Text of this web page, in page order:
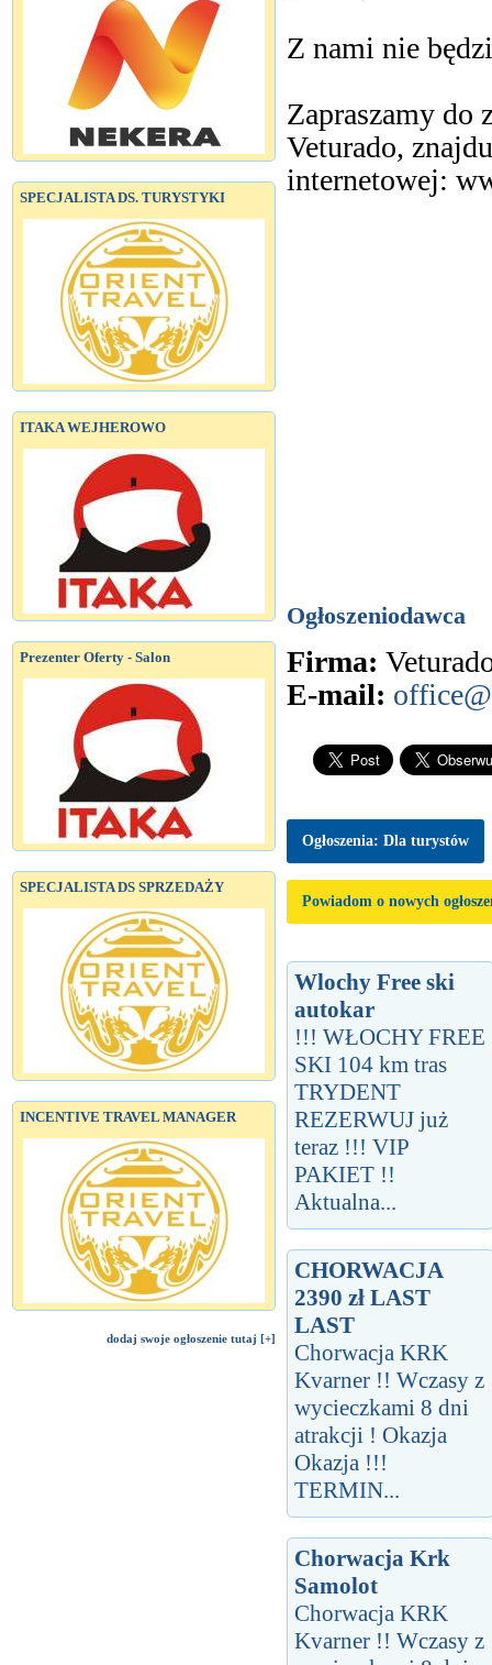
SPECJALISTA DS. TURYSTYKI
ITAKA WEJHEROWO
Prezenter Oferty - Salon
SPECJALISTA DS SPRZEDAŻY
INCENTIVE TRAVEL MANAGER
dodaj swoje ogłoszenie tutaj [+]
Z nami nie
Zapraszamy do
Veturado,
internetowej:
Ogłoszeniodawca
Firma:
E-mail:
Ogłoszenia: Dla turystów
Powiadom o nowych
Wlochy Free ski
autokar
!!! WŁOCHY FREE
SKI 104 km tras
TRYDENT
REZERWUJ już
teraz !!! VIP
PAKIET !!
Aktualna...
CHORWACJA
2390 zł LAST
LAST
Chorwacja KRK
Kvarner !! Wczasy z
wycieczkami 8 dni
atrakcji ! Okazja
Okazja !!!
TERMIN...
Chorwacja Krk
Samolot
Chorwacja KRK
Kvarner !! Wczasy z